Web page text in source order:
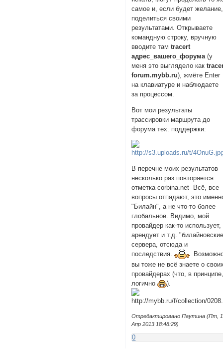
самое и, если будет желание,
поделиться своими
результатами. Открываете
командную строку, вручную
вводите тамtracert
адрес_вашего_форума (у
меня это выглядело как
forum.mybb.ru), жмёте Enter
на клавиатуре и наблюдаете
за процессом.
Вот мои результаты
трассировки маршрута до
форума тех. поддержки:
В перечне моих результатов
несколько раз повторяется
отметка corbina.net Всё, все
вопросы отпадают, это
"Билайн", а не что-то более
глобальное. Видимо, мой
провайдер как-то использует,
арендует и т.д.
сервера, отсюда и
последствия.
вы тоже не всё знаете о
провайдерах (что, в
логично
).
Отредактировано Паутина (Пт,
Апр 2013 18:48:29)
0